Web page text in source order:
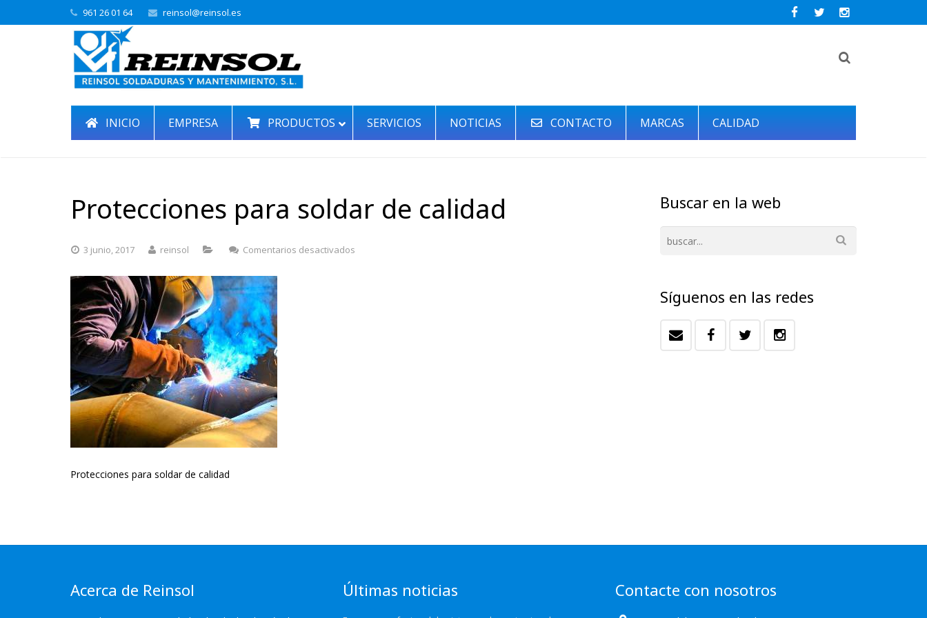
961 26 01 64 reinsol@reinsol.es
INICIO EMPRESA PRODUCTOS SERVICIOS NOTICIAS CONTACTO MARCAS CALIDAD
Protecciones para soldar de calidad
3 junio, 2017 reinsol Comentarios desactivados
Protecciones para soldar de calidad
Buscar en la web
Síguenos en las redes
Acerca de Reinsol Últimas noticias Contacte con nosotros